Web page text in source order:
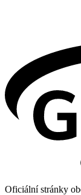
Oficiální stránky